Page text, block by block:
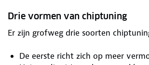
Drie vormen van chiptuning
Er zijn grofweg drie soorten
De eerste richt zich op meer